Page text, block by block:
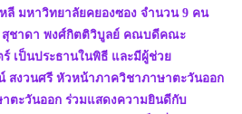
ลี มหาวิทยาลัยคยองซอง จำนวน 9 คน
สุชาดา พงศ์กิตติวิบูลย์ คณบดีคณะ
เป็นประธานในพิธี และมีผู้ช่วย
สงวนศรี หัวหน้าภาควิชาภาษาตะวันออก
ตะวันออก ร่วมแสดงความยินดีกับ